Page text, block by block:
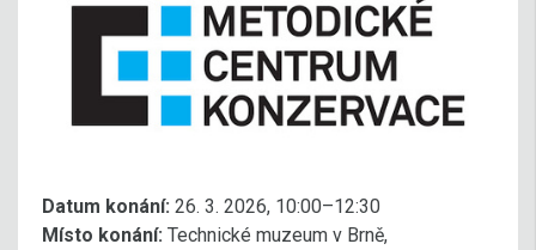
Datum konání: 26. 3. 2026, 10:00–12:30
Místo konání: Technické muzeum v Brně,